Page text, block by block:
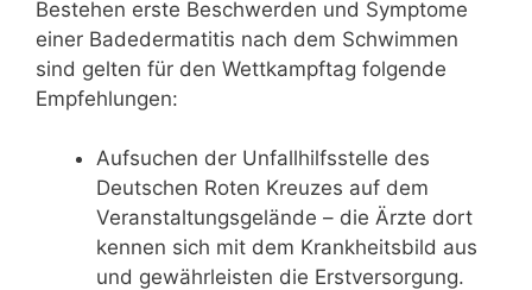
Bestehen erste Beschwerden und Symptome
einer Badedermatitis nach dem Schwimmen
sind gelten für den Wettkampftag folgende
Empfehlungen:
Aufsuchen der Unfallhilfsstelle des
Deutschen Roten Kreuzes auf dem
Veranstaltungsgelände – die Ärzte dort
kennen sich mit dem Krankheitsbild aus
und gewährleisten die Erstversorgung.